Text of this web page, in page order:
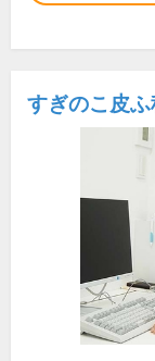
すぎのこ皮